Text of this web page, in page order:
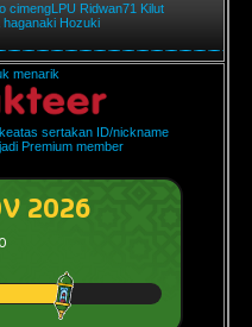
cimengLPU Ridwan71 Kilut
haganaki Hozuki
menarik
sertakan ID/nickname
Premium member